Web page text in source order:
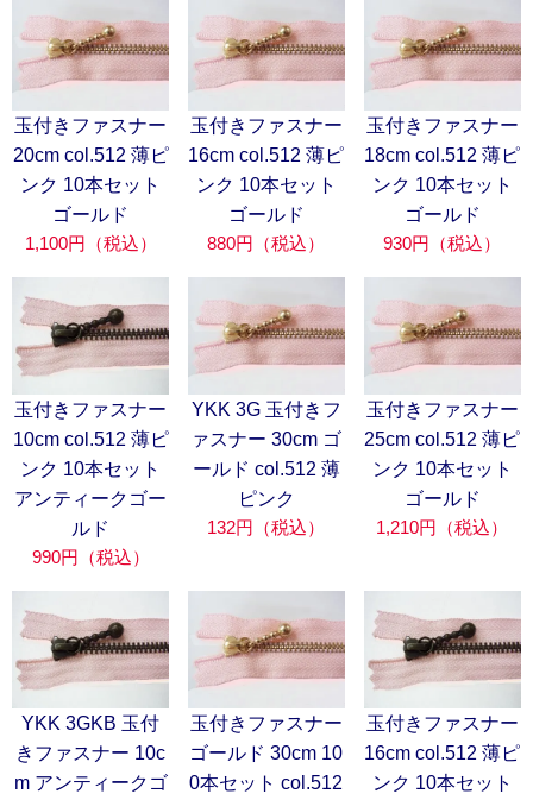
玉付きファスナー
20cm col.512 薄ピ
ンク 10本セット
ゴールド
1,100円（税込）
玉付きファスナー
16cm col.512 薄ピ
ンク 10本セット
ゴールド
880円（税込）
玉付きファスナー
18cm col.512 薄ピ
ンク 10本セット
ゴールド
930円（税込）
玉付きファスナー
10cm col.512 薄ピ
ンク 10本セット
アンティークゴー
ルド
990円（税込）
YKK 3G 玉付きフ
ァスナー 30cm ゴ
ールド col.512 薄
ピンク
132円（税込）
玉付きファスナー
25cm col.512 薄ピ
ンク 10本セット
ゴールド
1,210円（税込）
YKK 3GKB 玉付
きファスナー 10c
m アンティークゴ
玉付きファスナー
ゴールド 30cm 10
0本セット col.512
玉付きファスナー
16cm col.512 薄ピ
ンク 10本セット